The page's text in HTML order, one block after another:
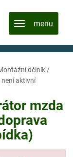
dělník /
aktivní
mzda